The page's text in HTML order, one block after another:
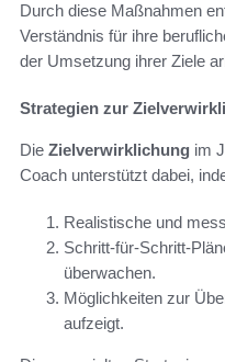
Durch diese Maßnahmen
Verständnis für ihre
der Umsetzung ihrer Ziele
Strategien zur
Die Zielverwirklichung im
Coach unterstützt dabei,
Realistische und
Schritt-für-Schritt-
überwachen.
Möglichkeiten zur
aufzeigt.